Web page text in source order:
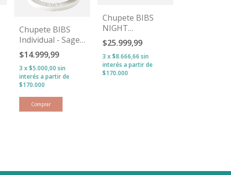
Chupete BIBS
Individual - Sage
GLOW
$14.999,99
3 x$5.000,00 sin
interés
Comprar
Chupete BIBS
NIGHT
Sage/Cloud
$25.999,99
3 x$8.666,66 sin
interés